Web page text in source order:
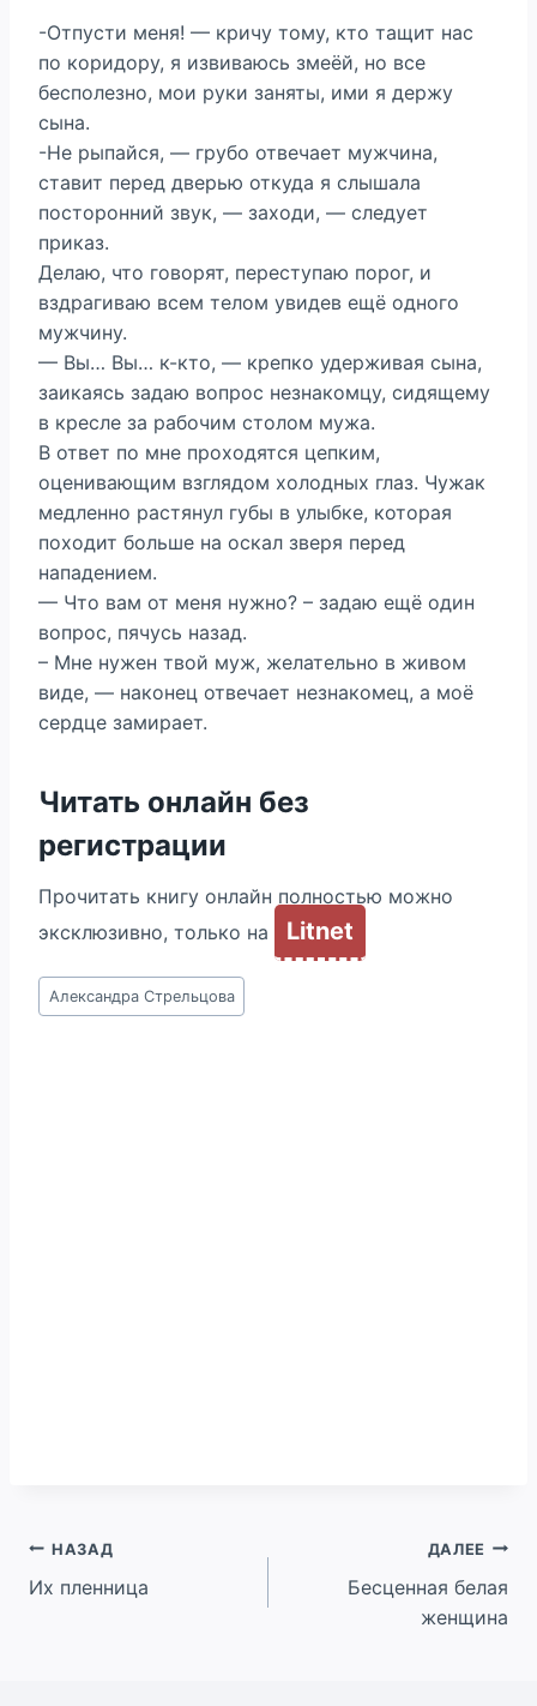
-Отпусти меня! — кричу тому, кто тащит нас
по коридору, я извиваюсь змеёй, но все
бесполезно, мои руки заняты, ими я держу
сына.
-Не рыпайся, — грубо отвечает мужчина,
ставит перед дверью откуда я слышала
посторонний звук, — заходи, — следует
приказ.
Делаю, что говорят, переступаю порог, и
вздрагиваю всем телом увидев ещё одного
мужчину.
— Вы… Вы… к-кто, — крепко удерживая сына,
заикаясь задаю вопрос незнакомцу, сидящему
в кресле за рабочим столом мужа.
В ответ по мне проходятся цепким,
оценивающим взглядом холодных глаз. Чужак
медленно растянул губы в улыбке, которая
походит больше на оскал зверя перед
нападением.
— Что вам от меня нужно? – задаю ещё один
вопрос, пячусь назад.
– Мне нужен твой муж, желательно в живом
виде, — наконец отвечает незнакомец, а моё
сердце замирает.
Читать онлайн без
регистрации
Прочитать книгу онлайн полностью можно
эксклюзивно, только на
Litnet
Метки
записи:
Александра Стрельцова
Навигация
по
НАЗАД
Их пленница
ДАЛЕЕ
Бесценная белая
женщина